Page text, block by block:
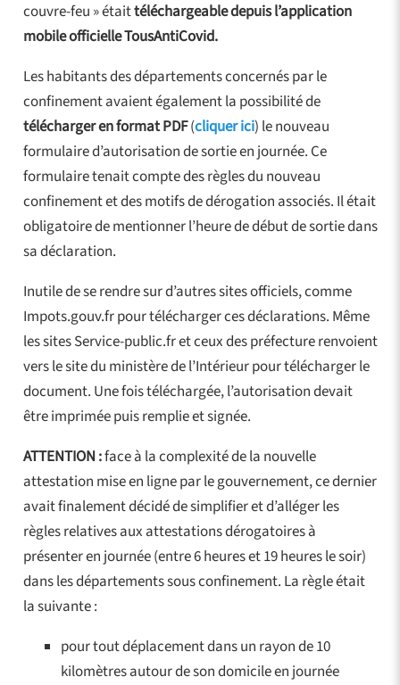
couvre-feu » étaittéléchargeable depuis l’application
mobile officielle TousAntiCovid.
Les habitants des départements concernés par le
confinement avaient également la possibilité de
télécharger en format PDF(cliquer ici) le nouveau
formulaire d’autorisation de sortie en journée. Ce
formulaire tenait compte des règles du nouveau
confinement et des motifs de dérogation associés. Il était
obligatoire de mentionner l’heure de début de sortie dans
sa déclaration.
Inutile de se rendre sur d’autres sites officiels, comme
Impots.gouv.fr pour télécharger ces déclarations. Même
les sites Service-public.fr et ceux des préfecture renvoient
vers le site du ministère de l’Intérieur pour télécharger le
document. Une fois téléchargée, l’autorisation devait
être imprimée puis remplie et signée.
ATTENTION :face à la complexité de la nouvelle
attestation mise en ligne par le gouvernement, ce dernier
avait finalement décidé de simplifier et d’alléger les
règles relatives aux attestations dérogatoires à
présenter en journée (entre 6 heures et 19 heures le soir)
dans les départements sous confinement. La règle était
la suivante :
pour tout déplacement dans un rayon de 10
kilomètres autour de son domicile en journée